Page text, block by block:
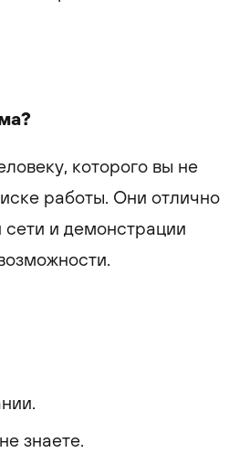
которого вы не
работы. Они отлично
и демонстрации
знаете.